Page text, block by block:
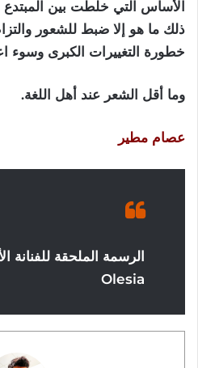
الأساس التي خلطت بين المبتدع
ذلك ما هو إلا ضبط للشعور
خطورة التغييرات الكبرى وسوء
وما أقل الشعر عند أهل اللغة.
عصام مطير
Olesia